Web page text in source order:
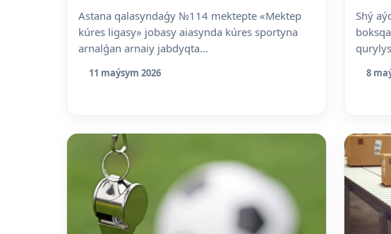
Astana qalasyndaǵy №114 mektepte «Mektep
kúres ligasy» jobasy aiasynda kúres sportyna
arnalǵan arnaiy jabdyqta...
11 maýsym 2026
Shý
8